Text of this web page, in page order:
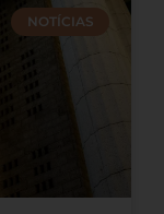
NOTÍCIAS